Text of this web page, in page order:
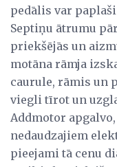
pedālis var
Septiņu ātrumu
priekšējās un
motāna rāmja
caurule, rāmis un
viegli tīrot un
Addmotor
nedaudzajiem
pieejami tā cenu